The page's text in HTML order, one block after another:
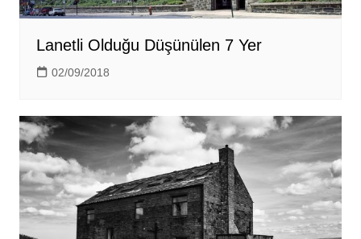
Lanetli Olduğu Düşünülen 7 Yer
02/09/2018